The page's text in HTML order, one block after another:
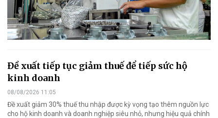
Đề xuất tiếp tục giảm thuế để tiếp sức hộ
kinh doanh
08/08/2026 11:05
Đề xuất giảm 30% thuế thu nhập được kỳ vọng tạo thêm nguồn lực
cho hộ kinh doanh và doanh nghiệp siêu nhỏ, nhưng hiệu quả chính